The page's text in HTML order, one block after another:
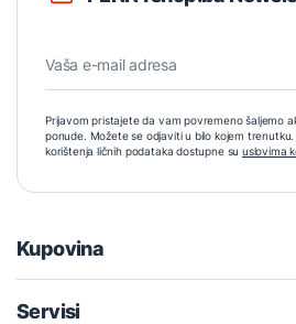
Prijavom pristajete da vam povremeno šaljemo
ponude. Možete se odjaviti u bilo kojem
korištenja ličnih podataka dostupne su uslovima
Kupovina
Servisi